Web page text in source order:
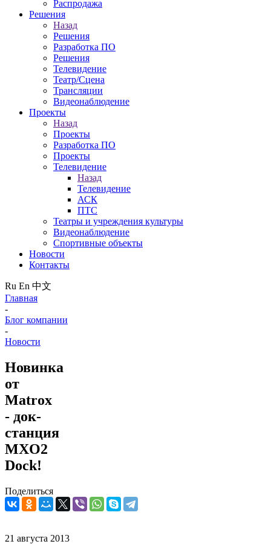
Распродажа
Решения
Назад
Решения
Разработка ПО
Решения
Телевидение
Театр/Сцена
Трансляции
Видеонаблюдение
Проекты
Назад
Проекты
Разработка ПО
Проекты
Телевидение
Назад
Телевидение
АСК
ПТС
Театры и учреждения культуры
Видеонаблюдение
Спортивные объекты
Новости
Контакты
Ru En 中文
Главная
-
Блог компании
-
Новости
Новинка
от
Matrox
- док-
станция
MXO2
Dock!
Поделиться
21 августа 2013